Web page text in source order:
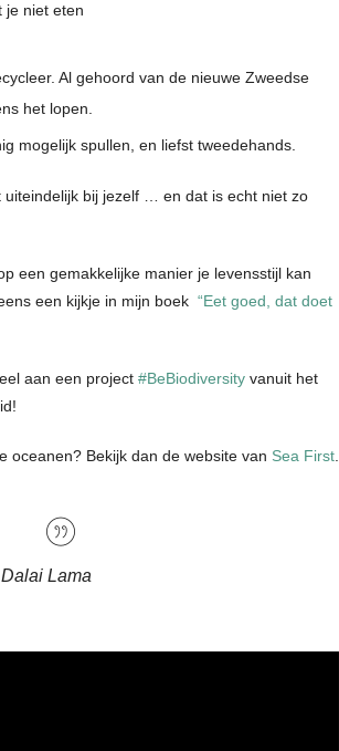
je niet eten
Al gehoord van de nieuwe Zweedse
het lopen.
mogelijk spullen, en liefst tweedehands.
uiteindelijk bij jezelf … en dat is echt niet zo
een gemakkelijke manier je levensstijl kan
een kijkje in mijn boek “Eet goed, dat doet
aan een project #BeBiodiversity vanuit het
oceanen? Bekijk dan de website van Sea First.
Lama